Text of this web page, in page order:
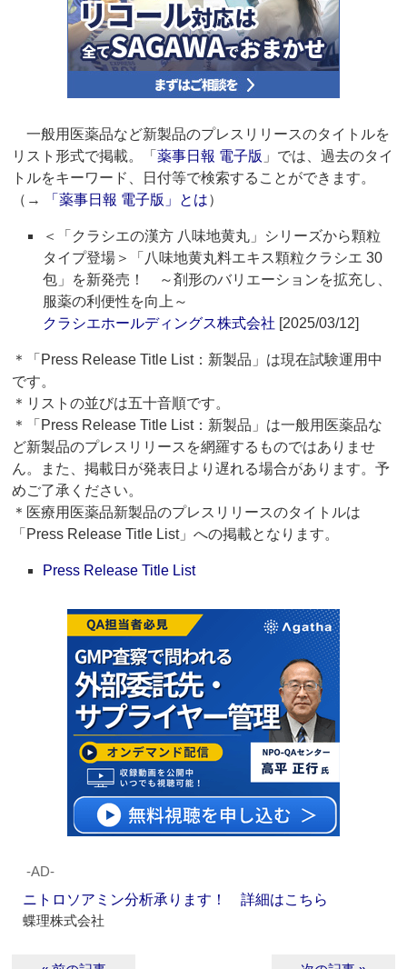
一般用医薬品など新製品のプレスリリースのタイトルを
リスト形式で掲載。「薬事日報 電子版 」では、過去のタイ
トルをキーワード、日付等で検索することができます。
（→
「薬事日報 電子版」とは）
＜「クラシエの漢方 八味地黄丸」シリーズから顆粒
タイプ登場＞「八味地黄丸料エキス顆粒クラシエ 30
包」を新発売！ ～剤形のバリエーションを拡充し、
服薬の利便性を向上～
クラシエホールディングス株式会社 [2025/03/12]
＊「Press Release Title List：新製品」は現在試験運用中
です。
＊リストの並びは五十音順です。
＊「Press Release Title List：新製品」は一般用医薬品な
ど新製品のプレスリリースを網羅するものではありませ
ん。また、掲載日が発表日より遅れる場合があります。予
めご了承ください。
＊医療用医薬品新製品のプレスリリースのタイトルは
「Press Release Title List」への掲載となります。
Press Release Title List
‐AD‐
ニトロソアミン分析承ります！ 詳細はこちら
蝶理株式会社